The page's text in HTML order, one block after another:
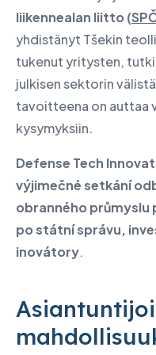
liikennealan liitto (
yhdistänyt Tšekin
tukenut yritysten,
julkisen sektorin
tavoitteena on auttaa
kysymyksiin.
Defense Tech
výjimečné setkání
obranného průmyslu
po státní správu,
inovátory.